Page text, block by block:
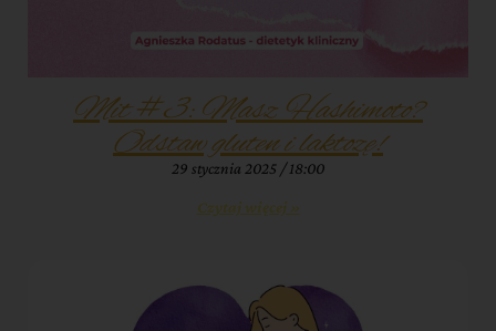
Mit #3: Masz Hashimoto?
Odstaw gluten i laktozę!
29 stycznia 2025 18:00
Czytaj więcej »